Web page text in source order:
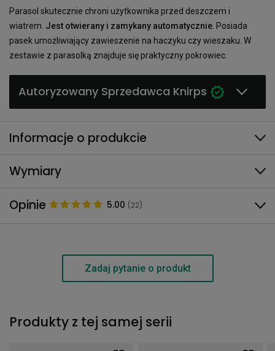
Parasol skutecznie chroni użytkownika przed deszczem i
wiatrem. Jest otwierany i zamykany automatycznie . Posiada
pasek umożliwiający zawieszenie na haczyku czy wieszaku. W
zestawie z parasolką znajduje się praktyczny pokrowiec.
Autoryzowany Sprzedawca Knirps
Informacje o produkcie
Wymiary
Opinie 5.00 (22)
Zadaj pytanie o produkt
Produkty z tej samej serii